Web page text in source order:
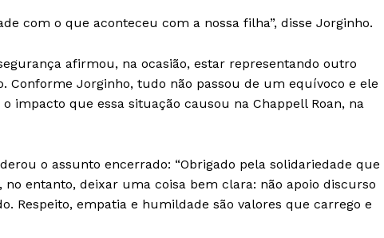
com o que aconteceu com a nossa filha”, disse Jorginho.
afirmou, na ocasião, estar representando outro
Conforme Jorginho, tudo não passou de um equívoco e ele
impacto que essa situação causou na Chappell Roan, na
o assunto encerrado: “Obrigado pela solidariedade que
entanto, deixar uma coisa bem clara: não apoio discurso
Respeito, empatia e humildade são valores que carrego e